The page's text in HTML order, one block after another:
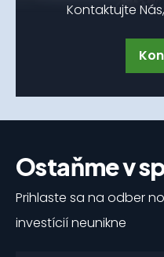
Kontaktujte
Ostaňme v
Prihlaste sa na odber
investícií neunikne